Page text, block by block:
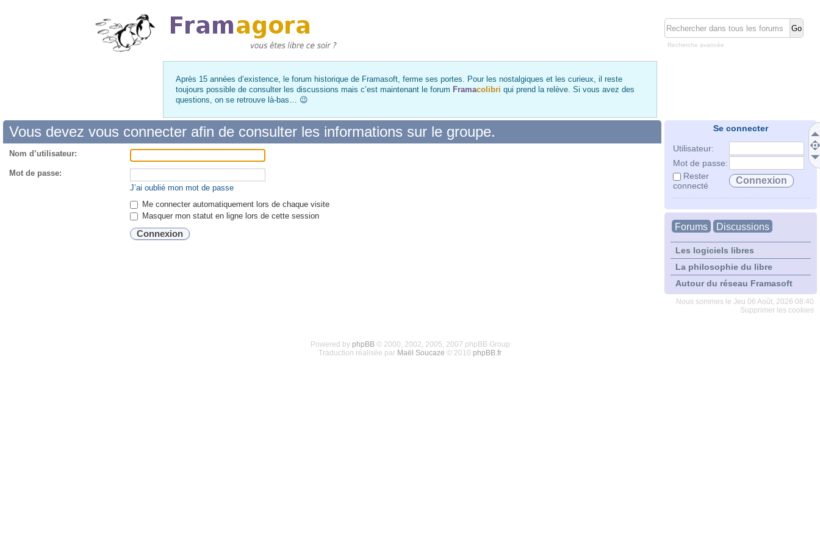
Recherche avancée
Après 15 années d’existence, le forum historique de Framasoft, ferme ses portes. Pour les nostalgiques et les curieux, il reste
toujours possible de consulter les discussions mais c’est maintenant le forum Framacolibri qui prend la relève. Si vous avez des
questions, on se retrouve là-bas… 😉
Se connecter
Utilisateur:
Mot de passe:
Rester
connecté
Forums Discussions
Les logiciels libres
La philosophie du libre
Autour du réseau Framasoft
Nous sommes le Jeu 06 Août, 2026 08:40
Supprimer les cookies
Vous devez vous connecter afin de consulter les informations sur le groupe.
Nom d’utilisateur:
Mot de passe:
J’ai oublié mon mot de passe
Me connecter automatiquement lors de chaque visite
Masquer mon statut en ligne lors de cette session
Powered by phpBB© 2000, 2002, 2005, 2007 phpBB Group
Traduction réalisée par Maël Soucaze © 2010 phpBB.fr